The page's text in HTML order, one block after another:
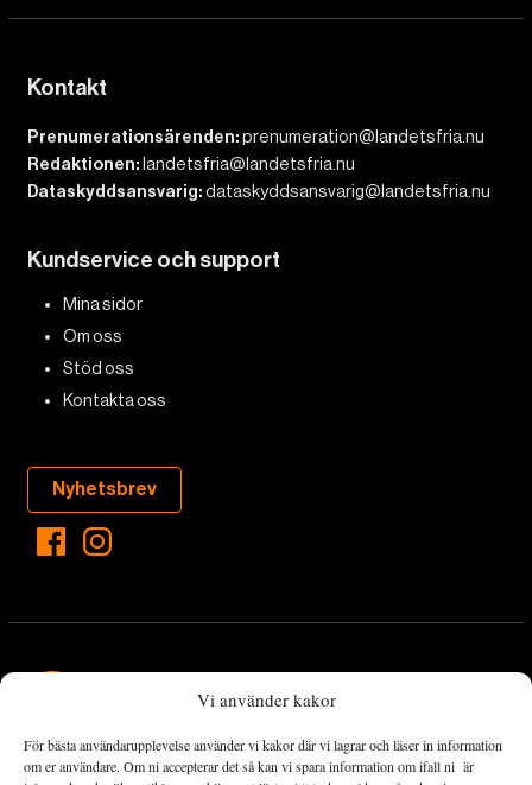
Vi använder kakor
För bästa användarupplevelse använder vi kakor där vi lagrar och läser in information
om er användare. Om ni accepterar det så kan vi spara information om ifall ni är
Kontakt
Prenumerationsärenden:prenumeration@landetsfria.nu
Redaktionen: landetsfria@landetsfria.nu
Dataskyddsansvarig:dataskyddsansvarig@landetsfria.nu
Kundservice och support
Mina sidor
Om oss
Stöd oss
Kontakta oss
Nyhetsbrev
Landets Fria Tidning är en nyhetstidning med bred bevakning av